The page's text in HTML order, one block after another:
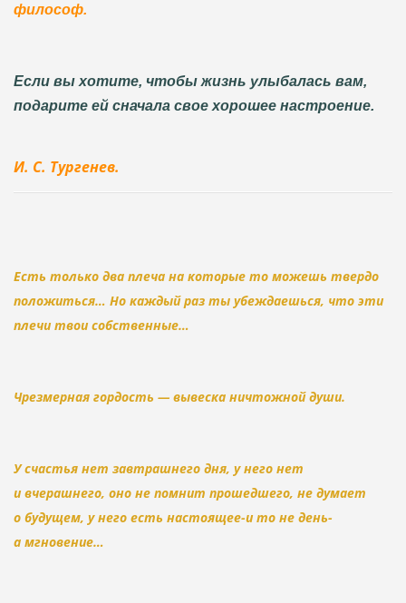
философ.
Если вы хотите, чтобы жизнь улыбалась вам,
подарите ей сначала свое хорошее настроение.
И. С. Тургенев.
Есть только два плеча на которые то можешь твердо
положиться… Но каждый раз ты убеждаешься, что эти
плечи твои собственные…
Чрезмерная гордость — вывеска ничтожной души.
У счастья нет завтрашнего дня, у него нет
и вчерашнего, оно не помнит прошедшего, не думает
о будущем, у него есть настоящее-и то не день-
а мгновение…